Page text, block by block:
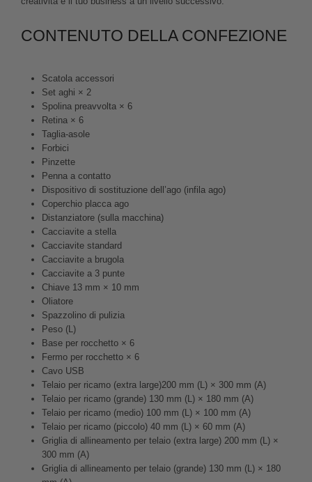
CONTENUTO DELLA CONFEZIONE
Scatola accessori
Set aghi × 2
Spolina preavvolta × 6
Retina × 6
Taglia-asole
Forbici
Pinzette
Penna a contatto
Dispositivo di sostituzione dell’ago (infila ago)
Coperchio placca ago
Distanziatore (sulla macchina)
Cacciavite a stella
Cacciavite standard
Cacciavite a brugola
Cacciavite a 3 punte
Chiave 13 mm × 10 mm
Oliatore
Spazzolino di pulizia
Peso (L)
Base per rocchetto × 6
Fermo per rocchetto × 6
Cavo USB
Telaio per ricamo (extra large)200 mm (L) × 300 mm (A)
Telaio per ricamo (grande) 130 mm (L) × 180 mm (A)
Telaio per ricamo (medio) 100 mm (L) × 100 mm (A)
Telaio per ricamo (piccolo) 40 mm (L) × 60 mm (A)
Griglia di allineamento per telaio (extra large) 200 mm (L) ×
300 mm (A)
Griglia di allineamento per telaio (grande) 130 mm (L) × 180